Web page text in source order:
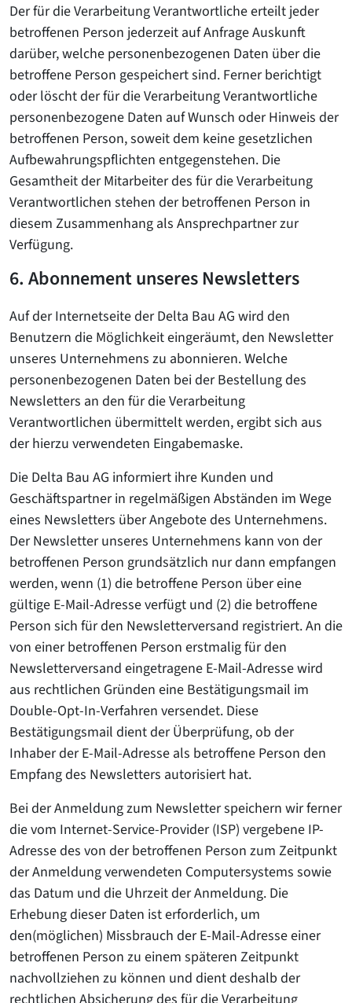
Der für die Verarbeitung Verantwortliche erteilt jeder
betroffenen Person jederzeit auf Anfrage Auskunft
darüber, welche personenbezogenen Daten über die
betroffene Person gespeichert sind. Ferner berichtigt
oder löscht der für die Verarbeitung Verantwortliche
personenbezogene Daten auf Wunsch oder Hinweis der
betroffenen Person, soweit dem keine gesetzlichen
Aufbewahrungspflichten entgegenstehen. Die
Gesamtheit der Mitarbeiter des für die Verarbeitung
Verantwortlichen stehen der betroffenen Person in
diesem Zusammenhang als Ansprechpartner zur
Verfügung.
6. Abonnement unseres Newsletters
Auf der Internetseite der Delta Bau AG wird den
Benutzern die Möglichkeit eingeräumt, den Newsletter
unseres Unternehmens zu abonnieren. Welche
personenbezogenen Daten bei der Bestellung des
Newsletters an den für die Verarbeitung
Verantwortlichen übermittelt werden, ergibt sich aus
der hierzu verwendeten Eingabemaske.
Die Delta Bau AG informiert ihre Kunden und
Geschäftspartner in regelmäßigen Abständen im Wege
eines Newsletters über Angebote des Unternehmens.
Der Newsletter unseres Unternehmens kann von der
betroffenen Person grundsätzlich nur dann empfangen
werden, wenn (1) die betroffene Person über eine
gültige E-Mail-Adresse verfügt und (2) die betroffene
Person sich für den Newsletterversand registriert. An die
von einer betroffenen Person erstmalig für den
Newsletterversand eingetragene E-Mail-Adresse wird
aus rechtlichen Gründen eine Bestätigungsmail im
Double-Opt-In-Verfahren versendet. Diese
Bestätigungsmail dient der Überprüfung, ob der
Inhaber der E-Mail-Adresse als betroffene Person den
Empfang des Newsletters autorisiert hat.
Bei der Anmeldung zum Newsletter speichern wir ferner
die vom Internet-Service-Provider (ISP) vergebene IP-
Adresse des von der betroffenen Person zum Zeitpunkt
der Anmeldung verwendeten Computersystems sowie
das Datum und die Uhrzeit der Anmeldung. Die
Erhebung dieser Daten ist erforderlich, um
den(möglichen) Missbrauch der E-Mail-Adresse einer
betroffenen Person zu einem späteren Zeitpunkt
nachvollziehen zu können und dient deshalb der